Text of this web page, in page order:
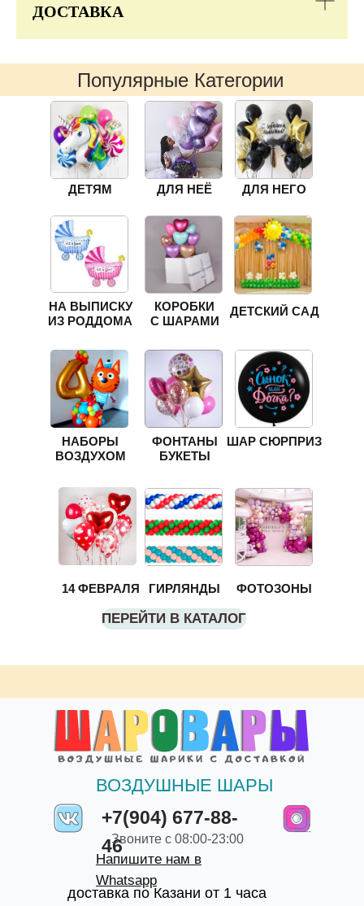
ДОСТАВКА
Популярные Категории
ФОНТАНЫ
БУКЕТЫ
ДЛЯ НЕЁ ДЛЯ НЕГО
ДЕТЯМ
НА ВЫПИСКУ
ИЗ РОДДОМА
ШАР СЮРПРИЗ
ГИРЛЯНДЫ
ПЕРЕЙТИ В КАТАЛОГ
ФОТОЗОНЫ
КОРОБКИ
С ШАРАМИ
14 ФЕВРАЛЯ
НАБОРЫ
ВОЗДУХОМ
ДЕТСКИЙ САД
+7(904) 677-88-
46
ВОЗДУШНЫЕ ШАРЫ
доставка по Казани от 1 часа
Звоните с 08:00-23:00
Напишите нам в
Whatsapp